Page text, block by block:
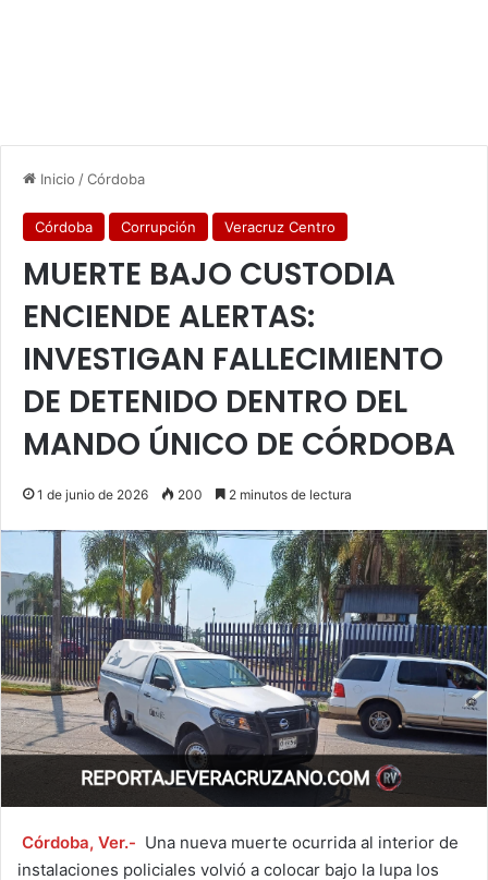
Inicio /Córdoba
Córdoba Corrupción Veracruz Centro
MUERTE BAJO CUSTODIA
ENCIENDE ALERTAS:
INVESTIGAN FALLECIMIENTO
DE DETENIDO DENTRO DEL
MANDO ÚNICO DE CÓRDOBA
1 de junio de 2026 200 2 minutos de lectura
Córdoba, Ver.- Una nueva muerte ocurrida al interior de
instalaciones policiales volvió a colocar bajo la lupa los